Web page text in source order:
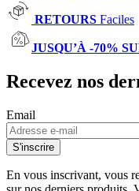
RETOURS Faciles
JUSQU’À -70%
Recevez nos
Email
S'inscrire
En vous inscrivant, vous